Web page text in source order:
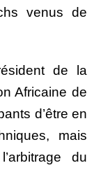
venus de
de la
Africaine de
d’être en
mais
du